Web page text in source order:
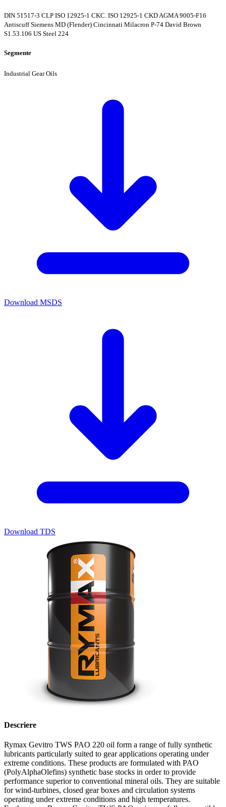
DIN 51517-3 CLP ISO 12925-1 CKC. ISO 12925-1 CKDAGMA 9005-F16
AntiscuffSiemens MD (Flender) Cincinnati Milacron P-74 David Brown
S1.53.106 US Steel 224
Segmente
Industrial Gear Oils
Download MSDS
Download TDS
Descriere
Rymax Gevitro TWS PAO 220 oil form a range of fully synthetic
lubricants particularly suited to gear applications operating under
extreme conditions. These products are formulated with PAO
(PolyAlphaOlefins) synthetic base stocks in order to provide
performance superior to conventional mineral oils. They are suitable
for wind-turbines, closed gear boxes and circulation systems
operating under extreme conditions and high temperatures.